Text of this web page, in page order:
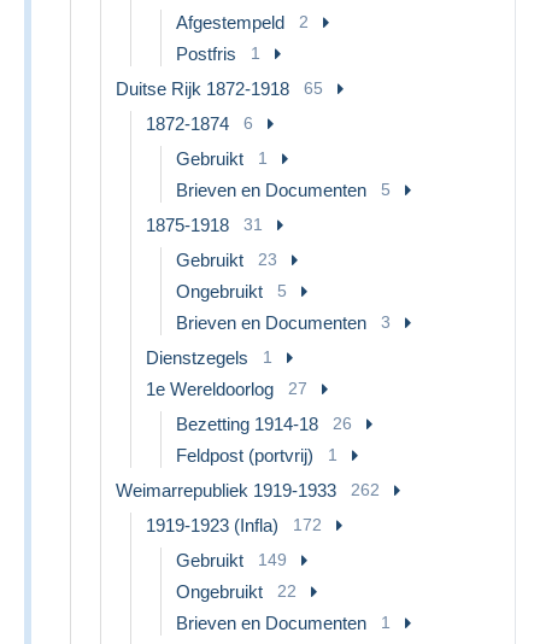
Afgestempeld 2
Postfris 1
Duitse Rijk 1872-1918 65
1872-1874 6
Gebruikt 1
Brieven en Documenten 5
1875-1918 31
Gebruikt 23
Ongebruikt 5
Brieven en Documenten 3
Dienstzegels 1
1e Wereldoorlog 27
Bezetting 1914-18 26
Feldpost (portvrij) 1
Weimarrepubliek 1919-1933 262
1919-1923 (Infla) 172
Gebruikt 149
Ongebruikt 22
Brieven en Documenten 1